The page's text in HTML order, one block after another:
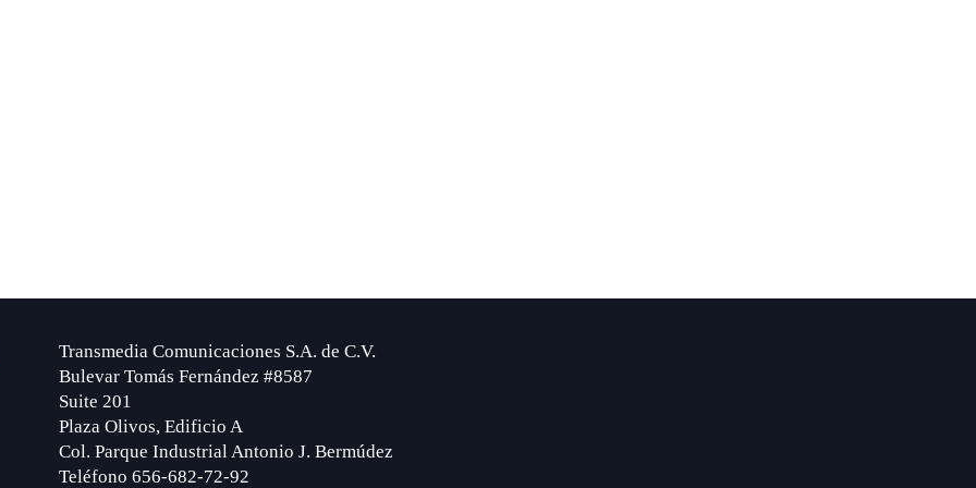
Transmedia Comunicaciones S.A. de C.V.
Bulevar Tomás Fernández #8587
Suite 201
Plaza Olivos, Edificio A
Col. Parque Industrial Antonio J. Bermúdez
Teléfono 656-682-72-92